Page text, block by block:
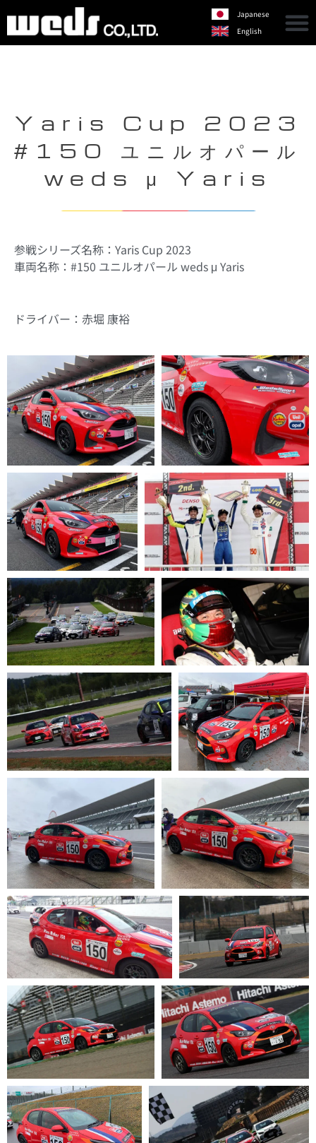
Japanese
English
Yaris Cup 2023
#150 ユニルオパール
weds μ Yaris
参戦シリーズ名称：Yaris Cup 2023
車両名称：#150 ユニルオパール weds μ Yaris
ドライバー：赤堀 康裕